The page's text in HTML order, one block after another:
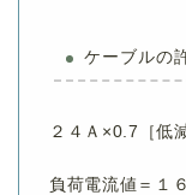
ケーブルの
２４Ａ×0.7［低
負荷電流値＝１